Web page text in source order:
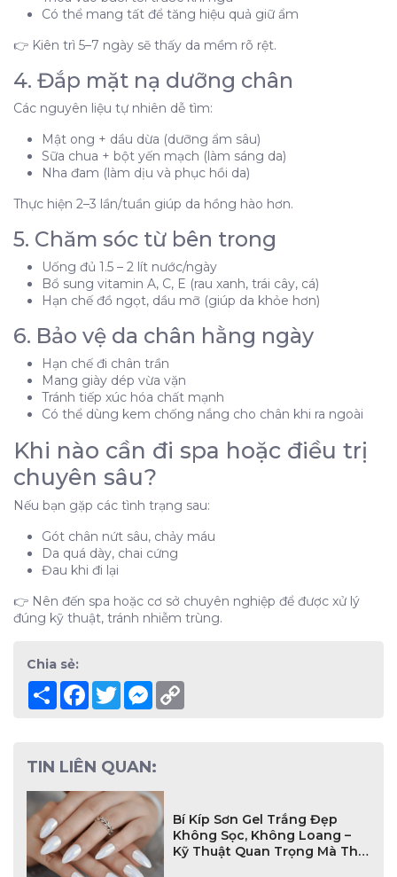
Có thể mang tất để tăng hiệu quả giữ ẩm
👉 Kiên trì 5–7 ngày sẽ thấy da mềm rõ rệt.
4. Đắp mặt nạ dưỡng chân
Các nguyên liệu tự nhiên dễ tìm:
Mật ong + dầu dừa (dưỡng ẩm sâu)
Sữa chua + bột yến mạch (làm sáng da)
Nha đam (làm dịu và phục hồi da)
Thực hiện 2–3 lần/tuần giúp da hồng hào hơn.
5. Chăm sóc từ bên trong
Uống đủ 1.5 – 2 lít nước/ngày
Bổ sung vitamin A, C, E (rau xanh, trái cây, cá)
Hạn chế đồ ngọt, dầu mỡ (giúp da khỏe hơn)
6. Bảo vệ da chân hằng ngày
Hạn chế đi chân trần
Mang giày dép vừa vặn
Tránh tiếp xúc hóa chất mạnh
Có thể dùng kem chống nắng cho chân khi ra ngoài
Khi nào cần đi spa hoặc điều trị
chuyên sâu?
Nếu bạn gặp các tình trạng sau:
Gót chân nứt sâu, chảy máu
Da quá dày, chai cứng
Đau khi đi lại
👉 Nên đến spa hoặc cơ sở chuyên nghiệp để được xử lý
đúng kỹ thuật, tránh nhiễm trùng.
Chia sẻ:
Share Facebook
TwitterMessenger
TIN LIÊN QUAN:
Bí Kíp Sơn Gel Trắng Đẹp
Không Sọc, Không Loang –
Kỹ Thuật Quan Trọng Mà Thợ